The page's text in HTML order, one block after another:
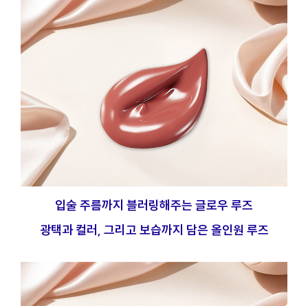
입술 주름까지 블러링해주는 글로우 루즈
광택과 컬러, 그리고 보습까지 담은 올인원 루즈